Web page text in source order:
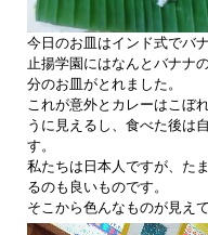
今日のお皿はインド式でバ
止揚学園にはなんとバナナ
分のお皿がとれました。
これが意外とカレーはこぼ
うに見えるし、食べた後は
す。
私たちは日本人ですが、た
るのも良いものです。
そこから色んなものが見えて